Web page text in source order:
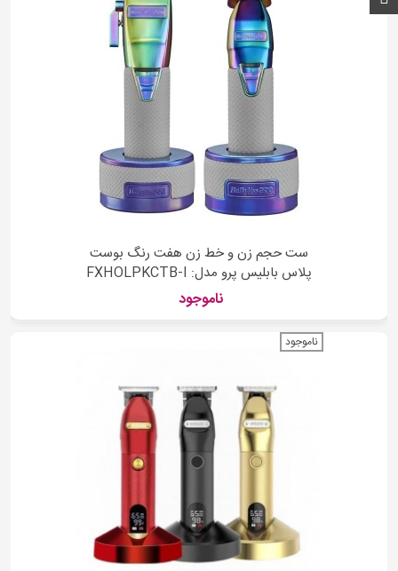
ست حجم زن و خط زن هفت رنگ بوست
پلاس بابلیس پرو مدل: FXHOLPKCTB-I
ناموجود
ناموجود